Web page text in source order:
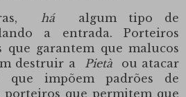
, há
algum tipo de
a entrada. Porteiros
que garantem que malucos
destruir a Pietàou atacar
que impõem padrões de
porteiros que permitem que